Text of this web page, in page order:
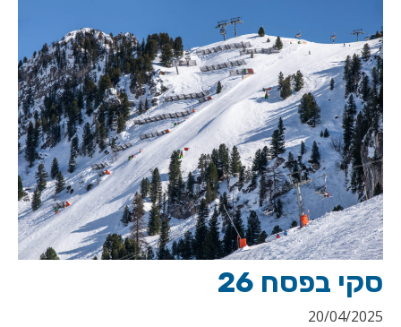
סקי בפסח 26
20/04/2025